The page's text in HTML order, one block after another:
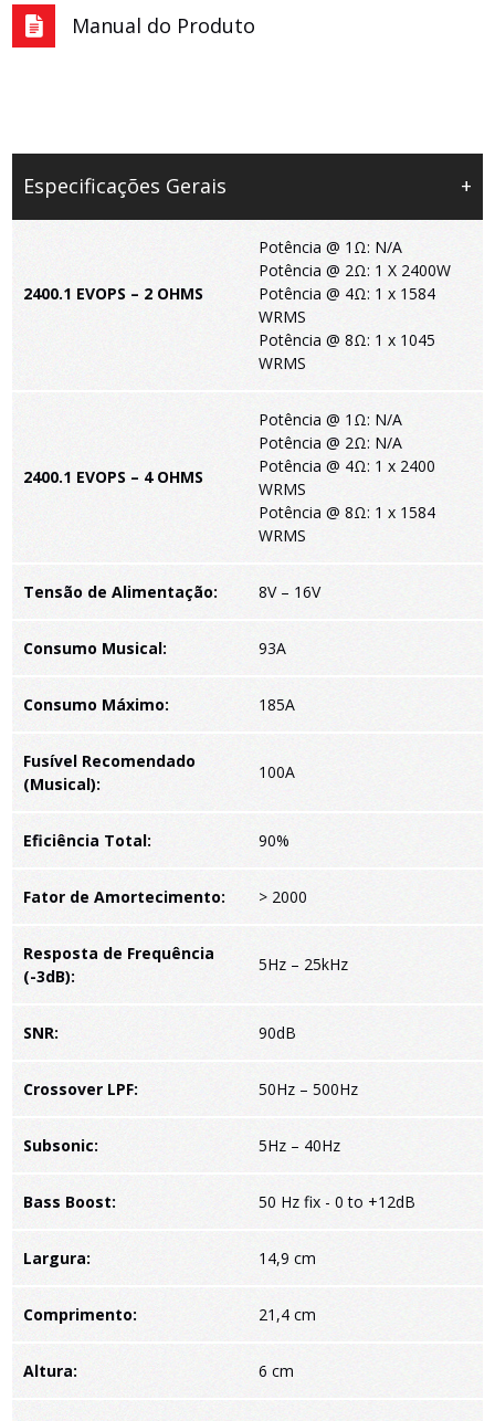
Manual do Produto
Especificações Gerais +
2400.1 EVOPS – 2 OHMS
Potência @ 1Ω: N/A
Potência @ 2Ω: 1 X 2400W
Potência @ 4Ω: 1 x 1584
WRMS
Potência @ 8Ω: 1 x 1045
WRMS
2400.1 EVOPS – 4 OHMS
Potência @ 1Ω: N/A
Potência @ 2Ω: N/A
Potência @ 4Ω: 1 x 2400
WRMS
Potência @ 8Ω: 1 x 1584
WRMS
Tensão de Alimentação: 8V – 16V
Consumo Musical: 93A
Consumo Máximo: 185A
Fusível Recomendado
(Musical):
100A
Eficiência Total: 90%
Fator de Amortecimento: > 2000
Resposta de Frequência
(-3dB):
5Hz – 25kHz
SNR: 90dB
Crossover LPF: 50Hz – 500Hz
Subsonic: 5Hz – 40Hz
Bass Boost: 50 Hz fix - 0 to +12dB
Largura: 14,9 cm
Comprimento: 21,4 cm
Altura: 6 cm